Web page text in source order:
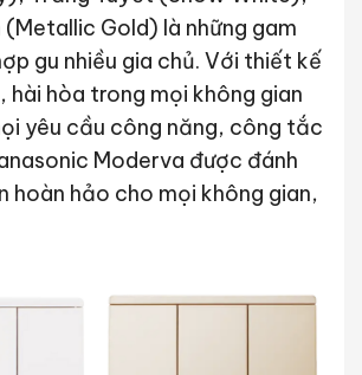
(Metallic Gold) là những gam
gu nhiều gia chủ. Với thiết kế
hài hòa trong mọi không gian
yêu cầu công năng, công tắc
Moderva được đánh
hoàn hảo cho mọi không gian,